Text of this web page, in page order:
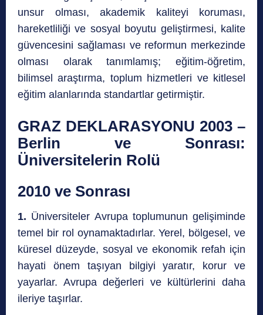
unsur olması, akademik kaliteyi koruması,
hareketliliği ve sosyal boyutu geliştirmesi, kalite
güvencesini sağlaması ve reformun merkezinde
olması olarak tanımlamış; eğitim-öğretim,
bilimsel araştırma, toplum hizmetleri ve kitlesel
eğitim alanlarında standartlar getirmiştir.
GRAZ DEKLARASYONU 2003 –
Berlin ve Sonrası:
Üniversitelerin Rolü
2010 ve Sonrası
1. Üniversiteler Avrupa toplumunun gelişiminde
temel bir rol oynamaktadırlar. Yerel, bölgesel, ve
küresel düzeyde, sosyal ve ekonomik refah için
hayati önem taşıyan bilgiyi yaratır, korur ve
yayarlar. Avrupa değerleri ve kültürlerini daha
ileriye taşırlar.